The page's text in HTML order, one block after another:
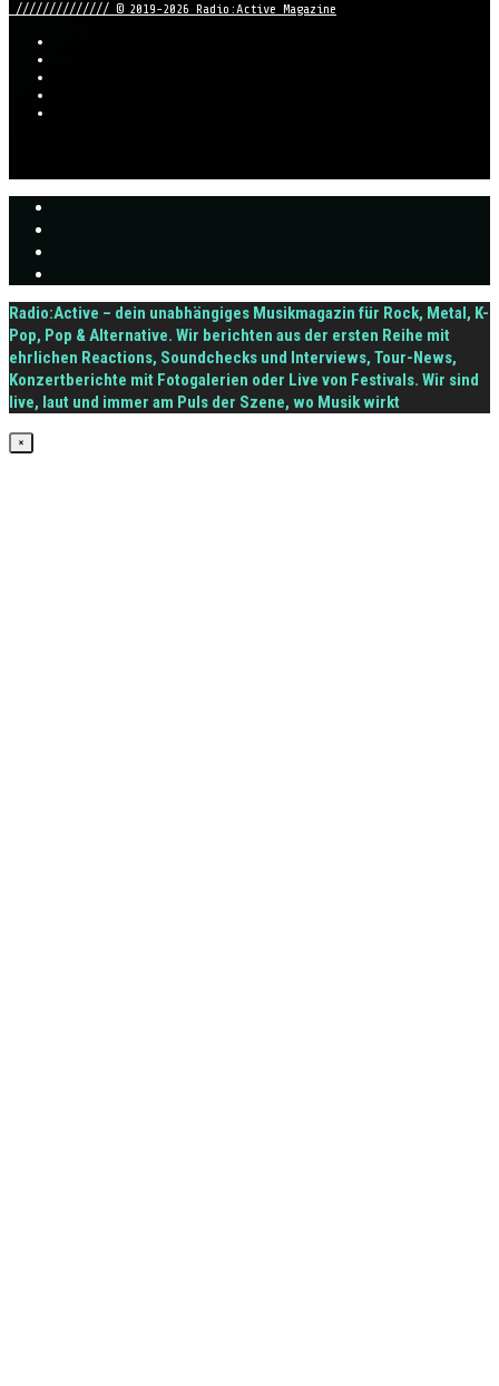
////////////// © 2019-2026 Radio:Active Magazine
Radio:Active – dein unabhängiges Musikmagazin für Rock, Metal, K-
Pop, Pop & Alternative. Wir berichten aus der ersten Reihe mit
ehrlichen Reactions, Soundchecks und Interviews, Tour-News,
Konzertberichte mit Fotogalerien oder Live von Festivals. Wir sind
live, laut und immer am Puls der Szene, wo Musik wirkt
×